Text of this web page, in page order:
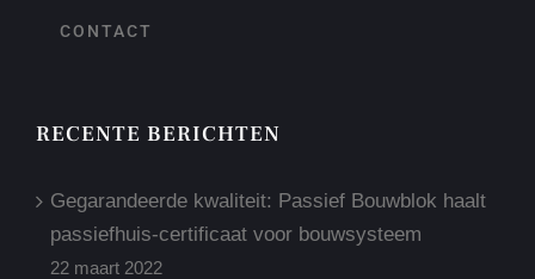
CONTACT
RECENTE BERICHTEN
Gegarandeerde kwaliteit: Passief Bouwblok haalt
passiefhuis-certificaat voor bouwsysteem
22 maart 2022